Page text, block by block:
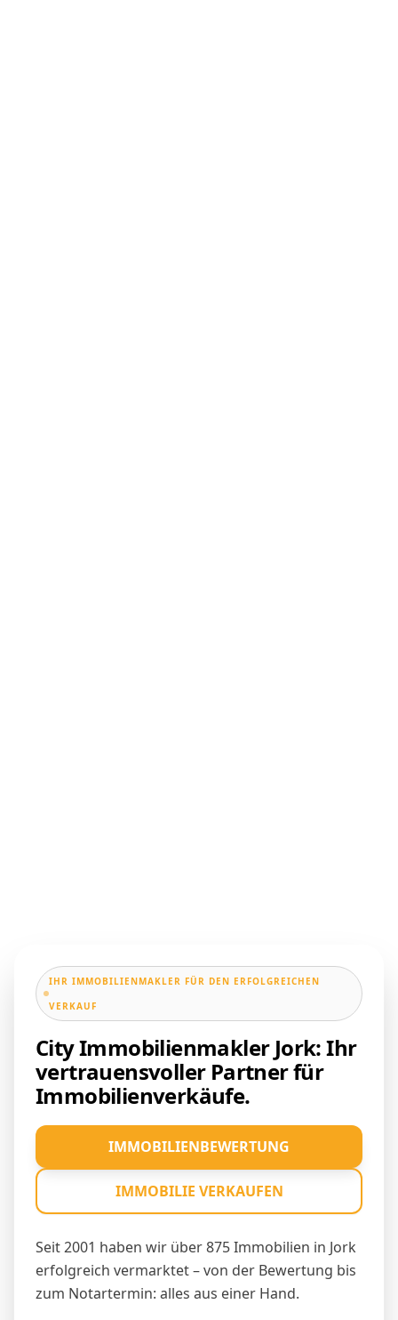
IHR IMMOBILIENMAKLER FÜR DEN ERFOLGREICHEN
VERKAUF
City Immobilienmakler Jork: Ihr
vertrauensvoller Partner für
Immobilienverkäufe.
Seit 2001 haben wir über 875 Immobilien in Jork
erfolgreich vermarktet – von der Bewertung bis
zum Notartermin: alles aus einer Hand.
IMMOBILIENBEWERTUNG
IMMOBILIE VERKAUFEN